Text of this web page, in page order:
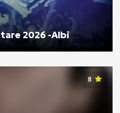
2026 -Albi
8